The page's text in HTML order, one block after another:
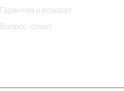
Гарантия и возврат
Вопрос-ответ